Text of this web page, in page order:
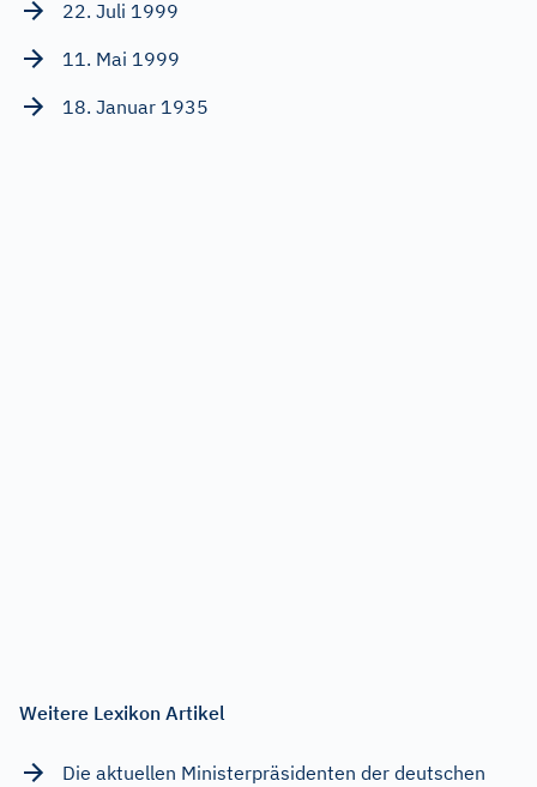
22. Juli 1999
11. Mai 1999
18. Januar 1935
Weitere Lexikon Artikel
Die aktuellen Ministerpräsidenten der deutschen